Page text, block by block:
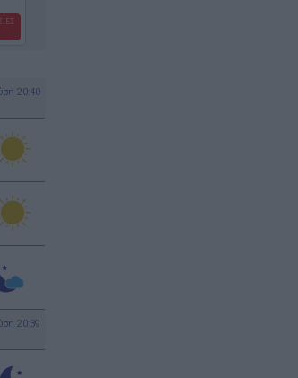
20:40
20:39